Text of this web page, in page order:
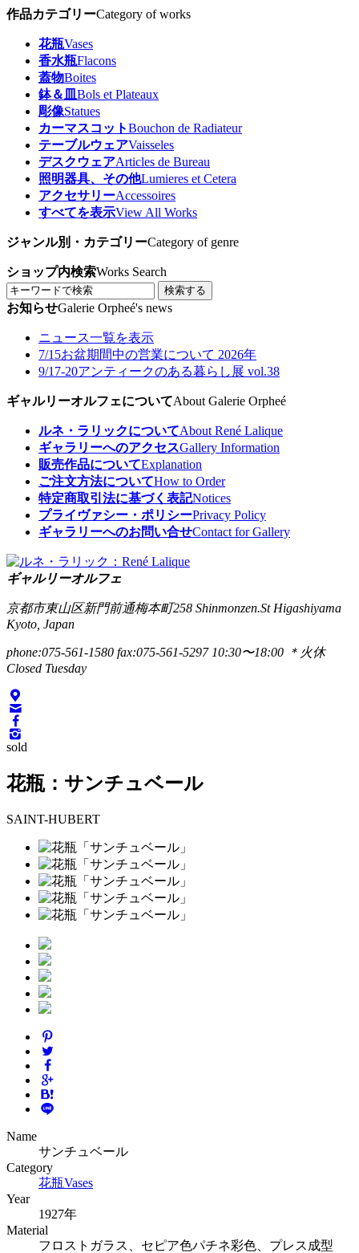
作品カテゴリーCategory of works
花瓶Vases
香水瓶Flacons
蓋物Boites
鉢＆皿 Bols et Plateaux
彫像Statues
カーマスコットBouchon de Radiateur
テーブルウェアVaisseles
デスクウェアArticles de Bureau
照明器具、その他Lumieres et Cetera
アクセサリーAccessoires
すべてを表示View All Works
ジャンル別・カテゴリーCategory of genre
ショップ内検索Works Search
検索する
お知らせGalerie Orpheé's news
ニュース一覧を表示
7/15お盆期間中の営業について 2026年
9/17-20アンティークのある暮らし展 vol.38
ギャルリーオルフェについてAbout Galerie Orpheé
ルネ・ラリックについてAbout René Lalique
ギャラリーへのアクセスGallery Information
販売作品についてExplanation
ご注文方法についてHow to Order
特定商取引法に基づく表記Notices
プライヴァシー・ポリシーPrivacy Policy
ギャラリーへのお問い合せContact for Gallery
ギャルリーオルフェ
京都市東山区新門前通梅本町258 Shinmonzen.St Higashiyama
Kyoto, Japan
phone:075-561-1580 fax:075-561-5297 10:30〜18:00 ＊火休
Closed Tuesday
sold
花瓶：サンチュベール
SAINT-HUBERT
Name
サンチュベール
Category
花瓶Vases
Year
1927年
Material
フロストガラス、セピア色パチネ彩色、プレス成型